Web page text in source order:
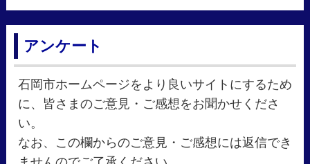
アンケート
石岡市ホームページをより良いサイトにするため
に、皆さまのご意見・ご感想をお聞かせくださ
い。
なお、この欄からのご意見・ご感想には返信でき